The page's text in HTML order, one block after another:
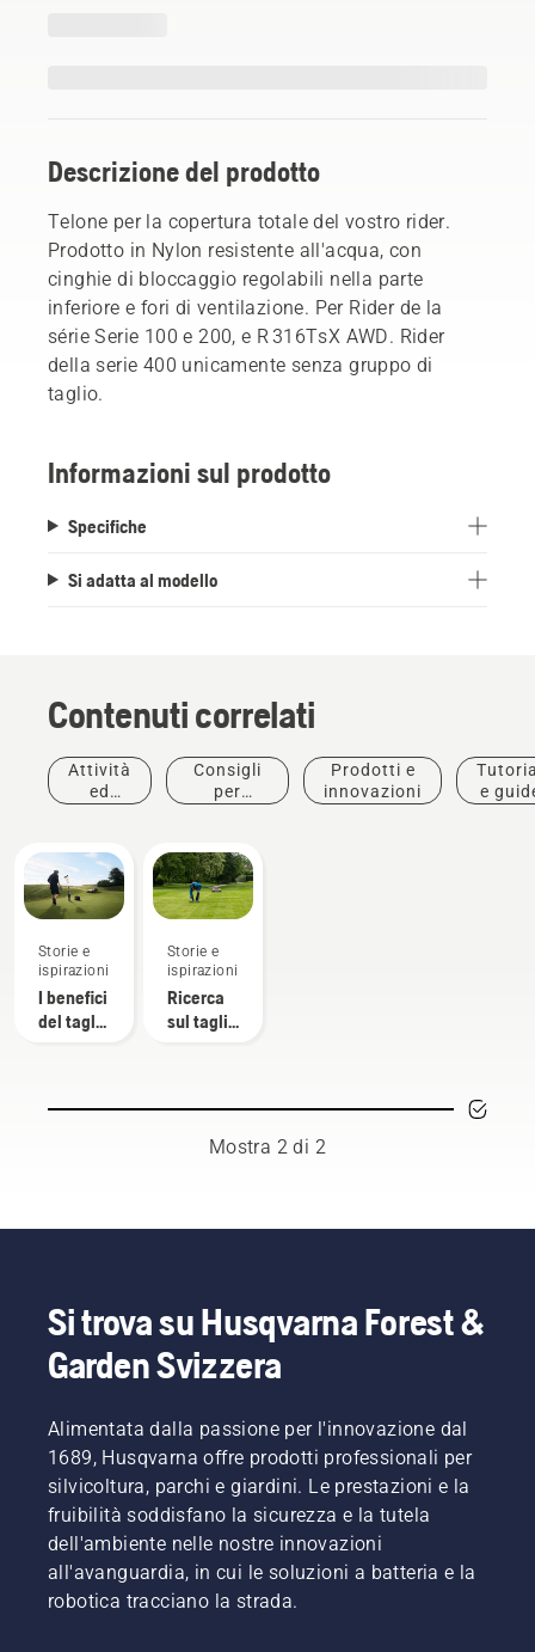
Descrizione del prodotto
Telone per la copertura totale del vostro rider.
Prodotto in Nylon resistente all'acqua, con
cinghie di bloccaggio regolabili nella parte
inferiore e fori di ventilazione. Per Rider de la
série Serie 100 e 200, e R 316TsX AWD. Rider
della serie 400 unicamente senza gruppo di
taglio.
Informazioni sul prodotto
Specifiche
Si adatta al modello
Contenuti correlati
Attività
ed
Consigli
per
Prodotti e
innovazioni
e
Storie e
ispirazioni
I benefici
del taglio
Storie e
ispirazioni
Ricerca
sul taglio
Mostra 2 di 2
Si trova su Husqvarna Forest &
Garden Svizzera
Alimentata dalla passione per l'innovazione dal
1689, Husqvarna offre prodotti professionali per
silvicoltura, parchi e giardini. Le prestazioni e la
fruibilità soddisfano la sicurezza e la tutela
dell'ambiente nelle nostre innovazioni
all'avanguardia, in cui le soluzioni a batteria e la
robotica tracciano la strada.